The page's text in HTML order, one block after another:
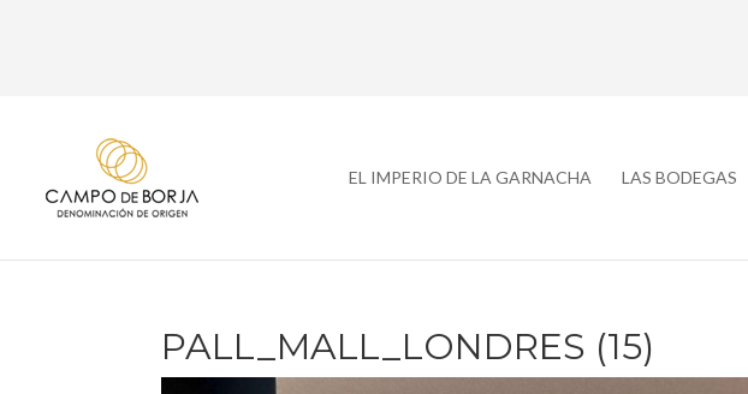
EL IMPERIO DE LA GARNACHA LAS BODEGAS
PALL_MALL_LONDRES (15)